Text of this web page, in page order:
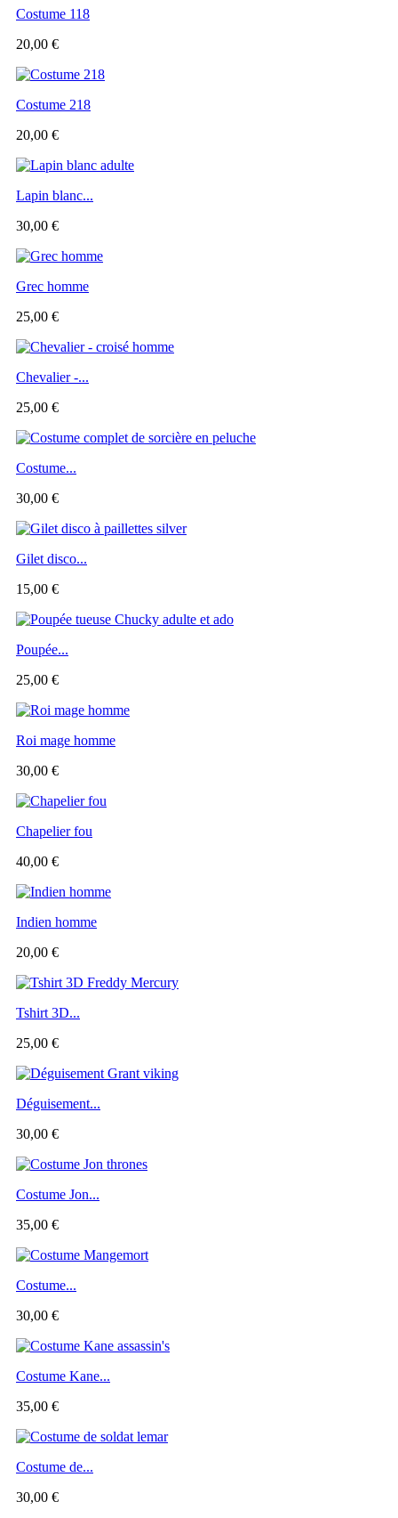
Costume 118
20,00 €
Costume 218
20,00 €
Lapin blanc...
30,00 €
Grec homme
25,00 €
Chevalier -...
25,00 €
Costume...
30,00 €
Gilet disco...
15,00 €
Poupée...
25,00 €
Roi mage homme
30,00 €
Chapelier fou
40,00 €
Indien homme
20,00 €
Tshirt 3D...
25,00 €
Déguisement...
30,00 €
Costume Jon...
35,00 €
Costume...
30,00 €
Costume Kane...
35,00 €
Costume de...
30,00 €